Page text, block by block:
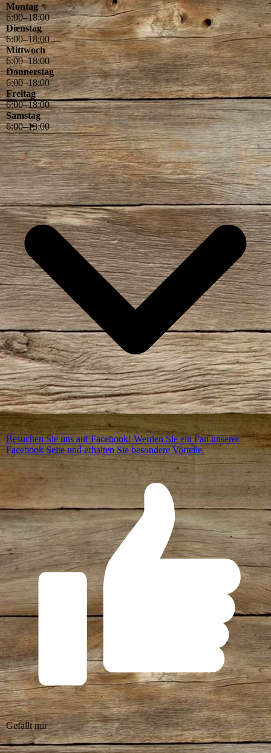
Montag
6:00–18:00
Dienstag
6:00–18:00
Mittwoch
6:00–18:00
Donnerstag
6:00–18:00
Freitag
6:00–18:00
Samstag
6:00–13:00
Besuchen Sie uns auf Facebook! Werden Sie ein Fan unserer
Facebook Seite und erhalten Sie besondere Vorteile.
Gefällt mir